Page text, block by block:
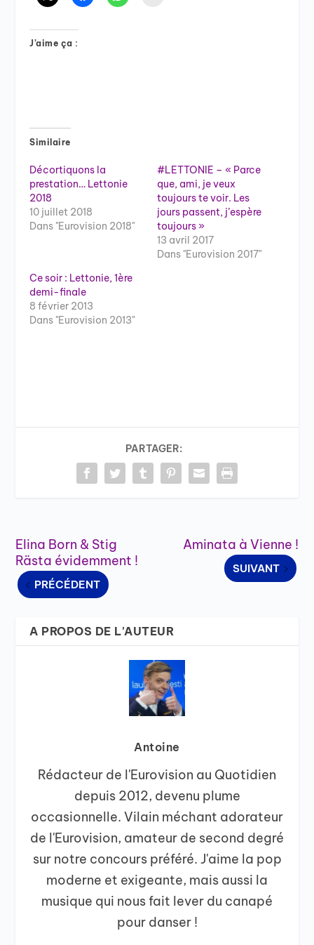
J’aime ça :
Similaire
Décortiquons la
prestation… Lettonie
2018
10 juillet 2018
Dans "Eurovision 2018"
#LETTONIE – « Parce
que, ami, je veux
toujours te voir. Les
jours passent, j’espère
toujours »
13 avril 2017
Dans "Eurovision 2017"
Ce soir : Lettonie, 1ère
demi-finale
8 février 2013
Dans "Eurovision 2013"
PARTAGER:
Elina Born & Stig
Rästa évidemment !
PRÉCÉDENT
Aminata à Vienne !
SUIVANT
A PROPOS DE L'AUTEUR
Antoine
Rédacteur de l'Eurovision au Quotidien
depuis 2012, devenu plume
occasionnelle. Vilain méchant adorateur
de l'Eurovision, amateur de second degré
sur notre concours préféré. J'aime la pop
moderne et exigeante, mais aussi la
musique qui nous fait lever du canapé
pour danser !